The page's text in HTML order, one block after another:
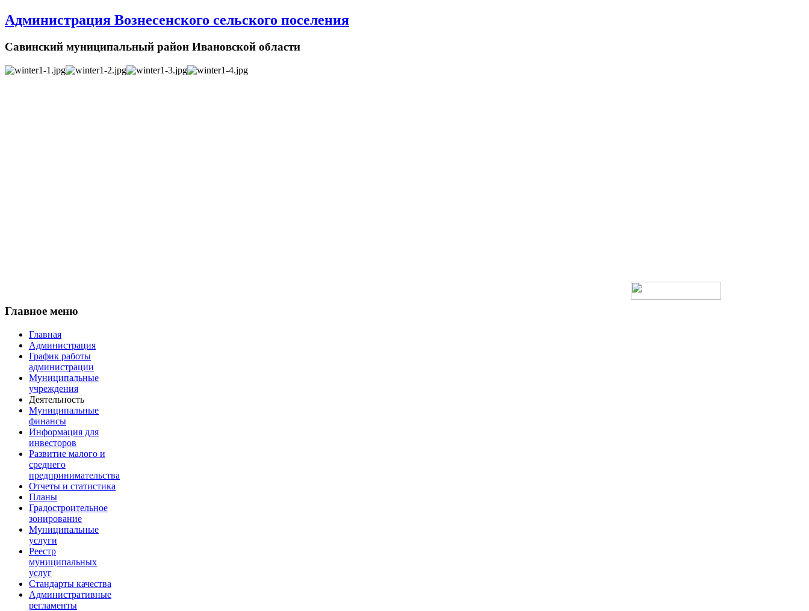
Администрация Вознесенского сельского поселения
Савинский муниципальный район Ивановской области
Главное меню
Главная
Администрация
График работы
администрации
Муниципальные
учреждения
Деятельность
Муниципальные
финансы
Информация для
инвесторов
Развитие малого и
среднего
предпринимательства
Отчеты и статистика
Планы
Градостроительное
зонирование
Муниципальные
услуги
Реестр
муниципальных
услуг
Стандарты качества
Административные
регламенты